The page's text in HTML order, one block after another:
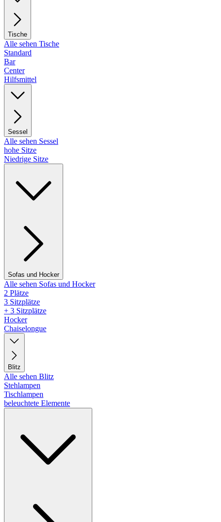
Tische
Alle sehen Tische
Standard
Bar
Center
Hilfsmittel
Sessel
Alle sehen Sessel
hohe Sitze
Niedrige Sitze
Sofas und Hocker
Alle sehen Sofas und Hocker
2 Plätze
3 Sitzplätze
+ 3 Sitzplätze
Hocker
Chaiselongue
Blitz
Alle sehen Blitz
Stehlampen
Tischlampen
beleuchtete Elemente